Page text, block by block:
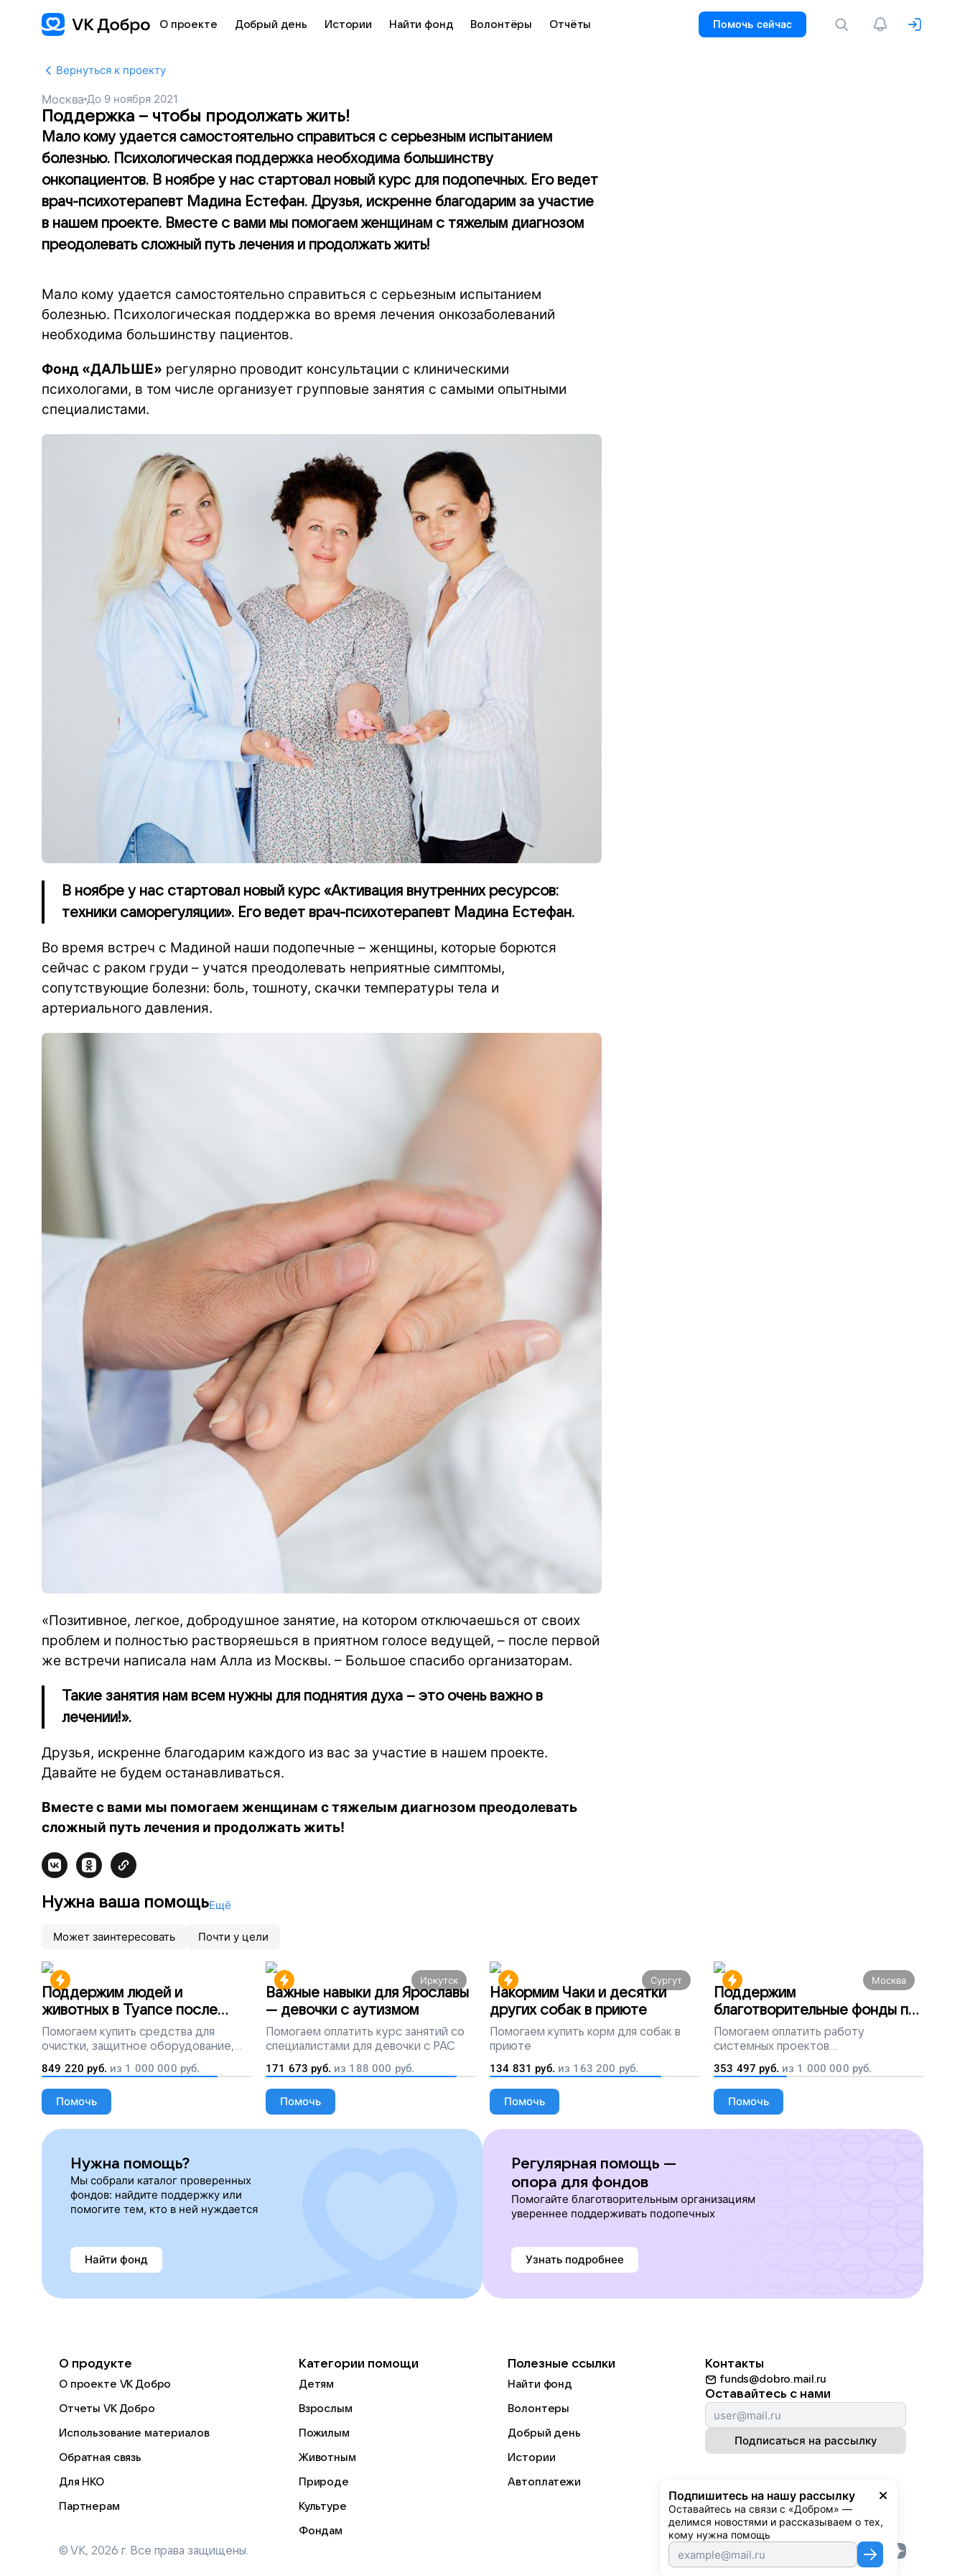
О проекте Добрый день Истории Найти фонд Волонтёры Отчёты Помочь сейчас
Вернуться к проекту
Москва До 9 ноября 2021
Поддержка – чтобы продолжать жить!
Мало кому удается самостоятельно справиться с серьезным испытанием
болезнью. Психологическая поддержка необходима большинству
онкопациентов. В ноябре у нас стартовал новый курс для подопечных. Его ведет
врач-психотерапевт Мадина Естефан. Друзья, искренне благодарим за участие
в нашем проекте. Вместе с вами мы помогаем женщинам с тяжелым диагнозом
преодолевать сложный путь лечения и продолжать жить!
Мало кому удается самостоятельно справиться с серьезным испытанием
болезнью. Психологическая поддержка во время лечения онкозаболеваний
необходима большинству пациентов.
Фонд «ДАЛЬШЕ» регулярно проводит консультации с клиническими
психологами, в том числе организует групповые занятия с самыми опытными
специалистами.
В ноябре у нас стартовал новый курс «Активация внутренних ресурсов:
техники саморегуляции». Его ведет врач-психотерапевт Мадина Естефан.
Во время встреч с Мадиной наши подопечные – женщины, которые борются
сейчас с раком груди – учатся преодолевать неприятные симптомы,
сопутствующие болезни: боль, тошноту, скачки температуры тела и
артериального давления.
«Позитивное, легкое, добродушное занятие, на котором отключаешься от своих
проблем и полностью растворяешься в приятном голосе ведущей, – после первой
же встречи написала нам Алла из Москвы. – Большое спасибо организаторам.
Такие занятия нам всем нужны для поднятия духа – это очень важно в
лечении!».
Друзья, искренне благодарим каждого из вас за участие в нашем проекте.
Давайте не будем останавливаться.
Вместе с вами мы помогаем женщинам с тяжелым диагнозом преодолевать
сложный путь лечения и продолжать жить!
Нужна ваша помощьЕщё
Может заинтересовать Почти у цели
Поддержим людей и
животных в Туапсе после
разлива мазута
Помогаем купить средства для
очистки, защитное оборудование,
лекарства, корм и предметы первой
необходимости
849 220 руб. из 1 000 000 руб.
Помочь
Иркутск
Важные навыки для Ярославы
— девочки с аутизмом
Помогаем оплатить курс занятий со
специалистами для девочки с РАС
171 673 руб. из 188 000 руб.
Помочь
Сургут
Накормим Чаки и десятки
других собак в приюте
Помогаем купить корм для собак в
приюте
134 831 руб. из 163 200 руб.
Помочь
Москва
Поддержим
благотворительные фонды по
всей России
Помогаем оплатить работу
системных проектов
благотворительных организаций
353 497 руб. из 1 000 000 руб.
Помочь
Нужна помощь?
Мы собрали каталог проверенных
фондов: найдите поддержку или
помогите тем, кто в ней нуждается
Найти фонд
Регулярная помощь —
опора для фондов
Помогайте благотворительным организациям
увереннее поддерживать подопечных
Узнать подробнее
Подпишитесь на нашу рассылку
Оставайтесь на связи с «Добром» —
делимся новостями и рассказываем о тех,
кому нужна помощь
О продукте
О проекте VK Добро
Отчеты VK Добро
Использование материалов
Обратная связь
Для НКО
Партнерам
Категории помощи
Детям
Взрослым
Пожилым
Животным
Природе
Культуре
Фондам
Полезные ссылки
Найти фонд
Волонтеры
Добрый день
Истории
Автоплатежи
Контакты
funds@dobro.mail.ru
Оставайтесь с нами
Подписаться на рассылку
© VK, 2026 г. Все права защищены.